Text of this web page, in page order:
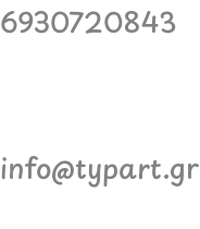
6930720843
info@typart.gr